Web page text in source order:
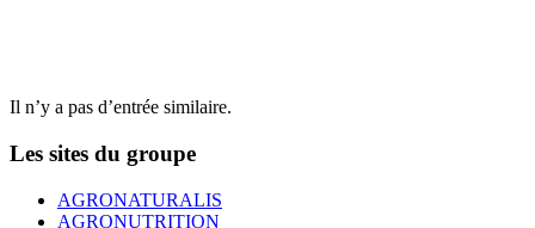
Il n’y a pas d’entrée similaire.
Les sites du groupe
AGRONATURALIS
AGRONUTRITION